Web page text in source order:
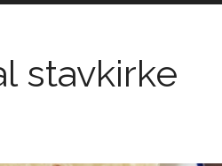
stavkirke